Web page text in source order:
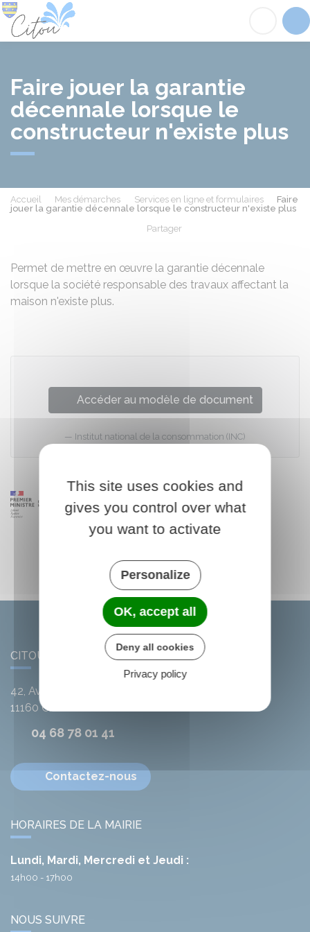
Faire jouer la garantie
décennale lorsque le
constructeur n'existe plus
Accueil Mes démarches Services en ligne et formulaires
Faire
jouer la garantie décennale lorsque le constructeur n'existe plus
Partager
Permet de mettre en œuvre la garantie décennale
lorsque la société responsable des travaux affectant la
maison n'existe plus.
Accéder au modèle de document
Institut national de la consommation (INC)
CITOU
42, Avenue de l'Argent-Double
11160Citou
04 68 78 01 41
Contactez-nous
HORAIRES DE LA MAIRIE
Lundi, Mardi, Mercredi et Jeudi :
14h00 - 17h00
NOUS SUIVRE
This site uses cookies and
gives you control over what
you want to activate
Personalize
OK, accept all
Deny all cookies
Privacy policy